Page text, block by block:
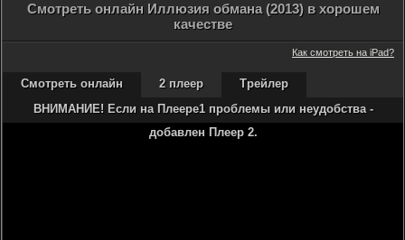
Cмотреть онлайн Иллюзия обмана (2013) в хорошем
качестве
Как смотреть на iPad?
Смотреть онлайн 2 плеер
Трейлер
ВНИМАНИЕ! Если на Плеере1 проблемы или неудобства -
добавлен Плеер 2.